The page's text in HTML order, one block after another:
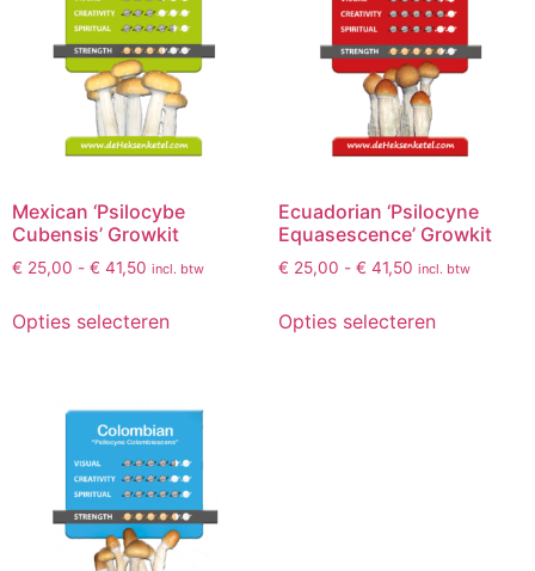
Mexican ‘Psilocybe
Cubensis’ Growkit
€ 25,00 - € 41,50 incl. btw
Opties selecteren
Ecuadorian ‘Psilocyne
Equasescence’ Growkit
€ 25,00 - € 41,50 incl. btw
Opties selecteren